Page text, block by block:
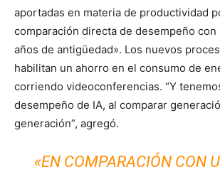
aportadas en materia de productividad
comparación directa de desempeño con
años de antigüedad». Los nuevos
habilitan un ahorro en el consumo de
corriendo videoconferencias. “Y
desempeño de IA, al comparar
generación”, agregó.
«EN COMPARACIÓN CON